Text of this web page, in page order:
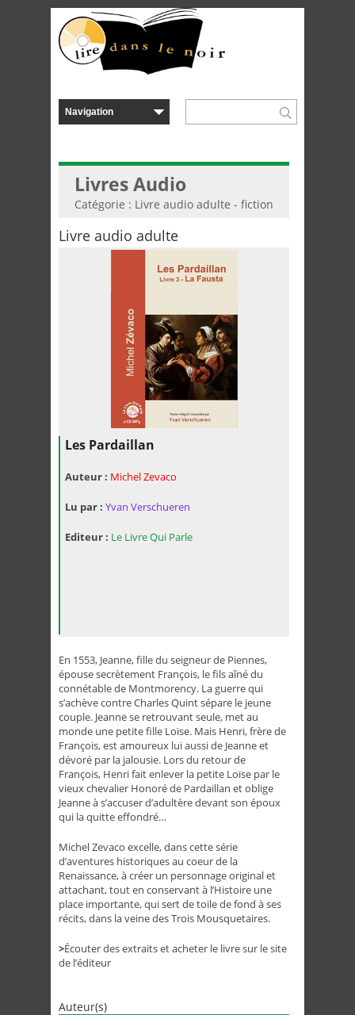
Livres Audio
Catégorie : Livre audio adulte - fiction
Livre audio adulte
Les Pardaillan
Auteur : Michel Zevaco
Lu par : Yvan Verschueren
Editeur : Le Livre Qui Parle
En 1553, Jeanne, fille du seigneur de Piennes,
épouse secrètement François, le fils aîné du
connétable de Montmorency. La guerre qui
s’achève contre Charles Quint sépare le jeune
couple. Jeanne se retrouvant seule, met au
monde une petite fille Loïse. Mais Henri, frère de
François, est amoureux lui aussi de Jeanne et
dévoré par la jalousie. Lors du retour de
François, Henri fait enlever la petite Loïse par le
vieux chevalier Honoré de Pardaillan et oblige
Jeanne à s’accuser d’adultère devant son époux
qui la quitte effondré…
Michel Zevaco excelle, dans cette série
d’aventures historiques au coeur de la
Renaissance, à créer un personnage original et
attachant, tout en conservant à l’Histoire une
place importante, qui sert de toile de fond à ses
récits, dans la veine des Trois Mousquetaires.
>Écouter des extraits et acheter le livre sur le site
de l’éditeur
Auteur(s)